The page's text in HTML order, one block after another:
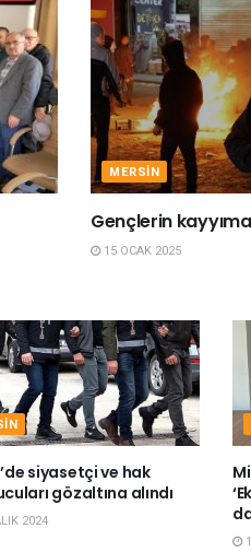
MERSIN
Gençlerin
15 OCAK 2025
siyasetçi ve hak
gözaltına alındı
2024